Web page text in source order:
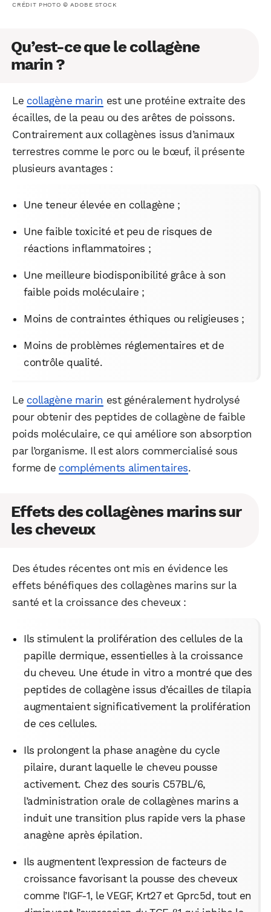
CRÉDIT PHOTO © ADOBE STOCK
Qu’est-ce que le collagène
marin ?
Le collagène marin est une protéine extraite des
écailles, de la peau ou des arêtes de poissons.
Contrairement aux collagènes issus d’animaux
terrestres comme le porc ou le bœuf, il présente
plusieurs avantages :
Une teneur élevée en collagène ;
Une faible toxicité et peu de risques de
réactions inflammatoires ;
Une meilleure biodisponibilité grâce à son
faible poids moléculaire ;
Moins de contraintes éthiques ou religieuses ;
Moins de problèmes réglementaires et de
contrôle qualité.
Le collagène marin est généralement hydrolysé
pour obtenir des peptides de collagène de faible
poids moléculaire, ce qui améliore son absorption
par l’organisme. Il est alors commercialisé sous
forme de compléments alimentaires.
Effets des collagènes marins sur
les cheveux
Des études récentes ont mis en évidence les
effets bénéfiques des collagènes marins sur la
santé et la croissance des cheveux :
Ils stimulent la prolifération des cellules de la
papille dermique, essentielles à la croissance
du cheveu. Une étude in vitro a montré que des
peptides de collagène issus d’écailles de tilapia
augmentaient significativement la prolifération
de ces cellules.
Ils prolongent la phase anagène du cycle
pilaire, durant laquelle le cheveu pousse
activement. Chez des souris C57BL/6,
l’administration orale de collagènes marins a
induit une transition plus rapide vers la phase
anagène après épilation.
Ils augmentent l’expression de facteurs de
croissance favorisant la pousse des cheveux
comme l’IGF-1, le VEGF, Krt27 et Gprc5d, tout en